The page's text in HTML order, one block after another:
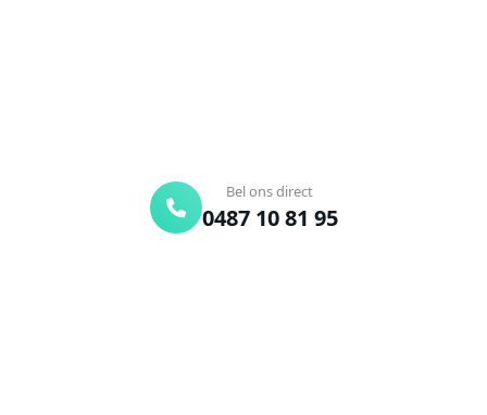
Bel ons direct
0487 10 81 95